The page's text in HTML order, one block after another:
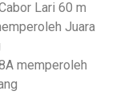
Lari 60 m
Juara
memperoleh